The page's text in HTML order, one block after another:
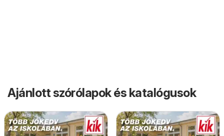
Ajánlott szórólapok és katalógusok